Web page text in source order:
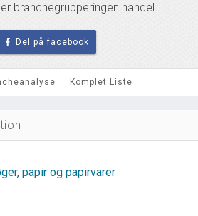
branchegrupperingen handel .
Del på facebook
Komplet Liste
papir og papirvarer